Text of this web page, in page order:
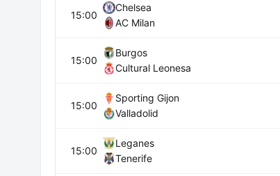
15:00
Chelsea
AC Milan
15:00
Burgos
Cultural Leonesa
15:00
Sporting Gijon
Valladolid
15:00
Leganes
Tenerife